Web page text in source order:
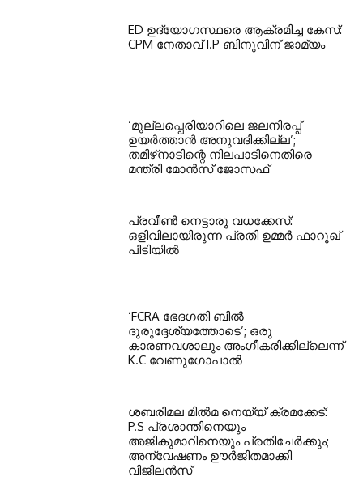
ED ഉദ്യോഗസ്ഥരെ ആക്രമിച്ച കേസ്:
CPM നേതാവ് I.P ബിനുവിന് ജാമ്യം
‘മുല്ലപ്പെരിയാറിലെ ജലനിരപ്പ്
ഉയർത്താൻ അനുവദിക്കില്ല’;
തമിഴ്‌നാടിന്റെ നിലപാടിനെതിരെ
മന്ത്രി മോൻസ് ജോസഫ്
പ്രവീൺ നെട്ടാരൂ വധക്കേസ്:
ഒളിവിലായിരുന്ന പ്രതി ഉമ്മർ ഫാറൂഖ്
പിടിയിൽ
‘FCRA ഭേദഗതി ബിൽ
ദുരുദ്ദേശ്യത്തോടെ’; ഒരു
കാരണവശാലും അംഗീകരിക്കില്ലെന്ന്
K.C വേണുഗോപാൽ
ശബരിമല മിൽമ നെയ്യ് ക്രമക്കേട്:
P.S പ്രശാന്തിനെയും
അജികുമാറിനെയും പ്രതിചേർക്കും;
അന്വേഷണം ഊർജിതമാക്കി
വിജിലൻസ്